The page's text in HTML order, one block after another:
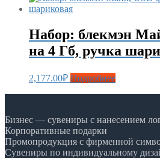
Набор: блекмэн
на 4 Гб, ручка
2,177.00₽ Подробнее
Бизнес — сувениры с нанесением
Корпоративные подарки
Промопродукция с фирменной
Сувениры по индивидуальному